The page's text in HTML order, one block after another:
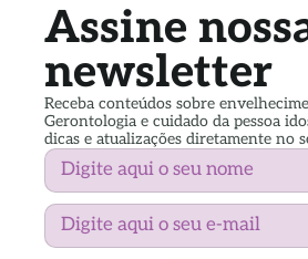
Assine
newsletter
Receba conteúdos sobre
Gerontologia e cuidado da pessoa
dicas e atualizações diretamente no